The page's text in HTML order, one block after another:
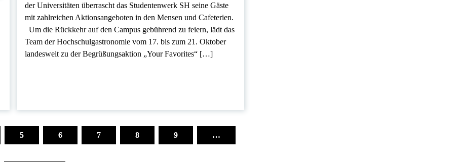
der Universitäten überrascht das Studentenwerk SH seine Gäste
mit zahlreichen Aktionsangeboten in den Mensen und Cafeterien.
Um die Rückkehr auf den Campus gebührend zu feiern, lädt das
Team der Hochschulgastronomie vom 17. bis zum 21. Oktober
landesweit zu der Begrüßungsaktion „Your Favorites“ […]
5 6 7 8 9 …